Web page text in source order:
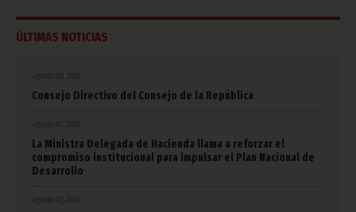
ÚLTIMAS NOTICIAS
Consejo Directivo del Consejo de la República
agosto 07, 2026
La Ministra Delegada de Hacienda llama a reforzar el
compromiso institucional para impulsar el Plan Nacional de
Desarrollo
agosto 07, 2026